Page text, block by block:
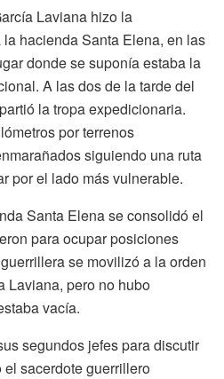
Laviana hizo la
hacienda Santa Elena, en las
donde se suponía estaba la
A las dos de la tarde del
la tropa expedicionaria.
por terrenos
siguiendo una ruta
por el lado más vulnerable.
Santa Elena se consolidó el
para ocupar posiciones
se movilizó a la orden
Laviana, pero no hubo
vacía.
segundos jefes para discutir
el sacerdote guerrillero